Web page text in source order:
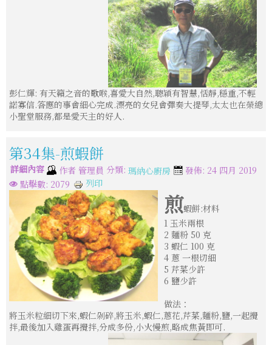
彭仁輝: 有天籟之音的歌喉,喜愛大自然,聰穎有智慧,恬靜,穩重,不輕
諾寡信.答應的事會細心完成.漂亮的女兒會彈奏大提琴,太太也在榮總
小聖堂服務,都是愛天主的好人.
第34集-煎蝦餅
詳細內容 作者 管理員 分類: 瑪納心廚房
發佈: 24 四月 2019
點擊數: 2079
列印
煎蝦餅:材料
1 玉米兩根
2 麵粉 50 克
3 蝦仁 100 克
4 蔥 一根切細
5 芹菜少許
6 鹽少許
做法：
將玉米粒細切下來,蝦仁剁碎,將玉米,蝦仁,蔥花,芹菜,麵粉,鹽,一起攪
拌,最後加入雞蛋再攪拌,分成多份,小火慢煎,略成焦黃即可.